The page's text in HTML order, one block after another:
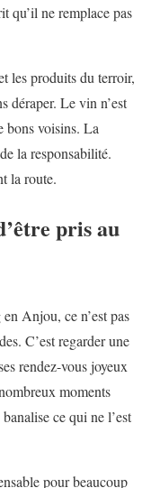
qu’il ne remplace pas
les produits du terroir,
déraper. Le vin n’est
bons voisins. La
la responsabilité.
la route.
pris au
Anjou, ce n’est pas
C’est regarder une
rendez-vous joyeux
moments
ce qui ne l’est
pour beaucoup